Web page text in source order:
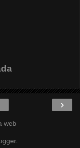
›
web
.